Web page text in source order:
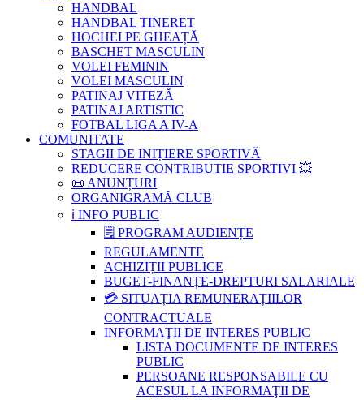
HANDBAL
HANDBAL TINERET
HOCHEI PE GHEAȚĂ
BASCHET MASCULIN
VOLEI FEMININ
VOLEI MASCULIN
PATINAJ VITEZĂ
PATINAJ ARTISTIC
FOTBAL LIGA A IV-A
COMUNITATE
STAGII DE INIȚIERE SPORTIVĂ
REDUCERE CONTRIBUTIE SPORTIVI 💥
📜 ANUNȚURI
ORGANIGRAMĂ CLUB
ℹ️ INFO PUBLIC
🗒 PROGRAM AUDIENȚE
REGULAMENTE
ACHIZIȚII PUBLICE
BUGET-FINANȚE-DREPTURI SALARIALE
💳 SITUAȚIA REMUNERAȚIILOR
CONTRACTUALE
INFORMAŢII DE INTERES PUBLIC
LISTA DOCUMENTE DE INTERES
PUBLIC
PERSOANE RESPONSABILE CU
ACESUL LA INFORMAŢII DE